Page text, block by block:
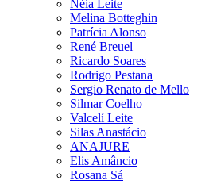
Néia Leite
Melina Botteghin
Patrícia Alonso
René Breuel
Ricardo Soares
Rodrigo Pestana
Sergio Renato de Mello
Silmar Coelho
Valcelí Leite
Silas Anastácio
ANAJURE
Elis Amâncio
Rosana Sá